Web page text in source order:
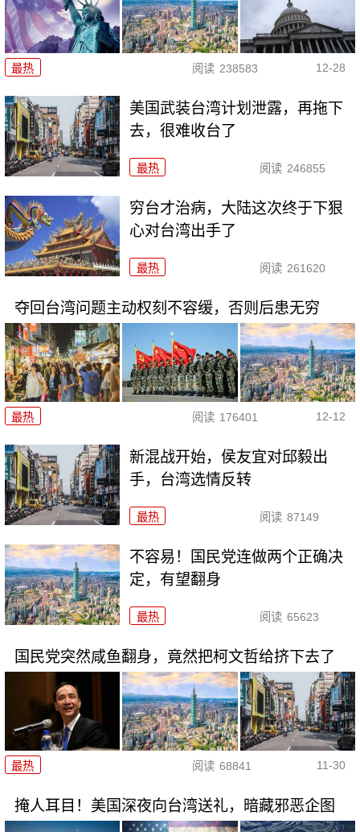
最热 阅读 238583 12-28
美国武装台湾计划泄露，再拖下
去，很难收台了
最热 阅读 246855
穷台才治病，大陆这次终于下狠
心对台湾出手了
最热 阅读 261620
夺回台湾问题主动权刻不容缓，否则后患无穷
最热 阅读 176401 12-12
新混战开始，侯友宜对邱毅出
手，台湾选情反转
最热 阅读 87149
不容易！国民党连做两个正确决
定，有望翻身
最热 阅读 65623
国民党突然咸鱼翻身，竟然把柯文哲给挤下去了
最热 阅读 68841 11-30
掩人耳目！美国深夜向台湾送礼，暗藏邪恶企图